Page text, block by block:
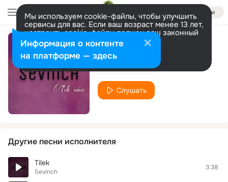
Войти
Мы используем cookie-файлы, чтобы улучшить
сервисы для вас. Если ваш возраст менее 13 лет,
настроить cookie-файлы должен ваш законный
представитель. Больше информации
Разрешить все Настроить
Telefon
Sevinch
Слушать
Другие песни исполнителя
Tilek
Sevinch
3:38
Информация о контенте
на платформе — здесь